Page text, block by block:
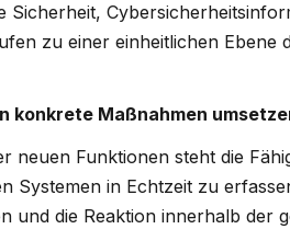
Sicherheit,
zu einer einheitlichen Ebene
konkrete Maßnahmen
neuen Funktionen steht die
Systemen in Echtzeit zu
und die Reaktion innerhalb der